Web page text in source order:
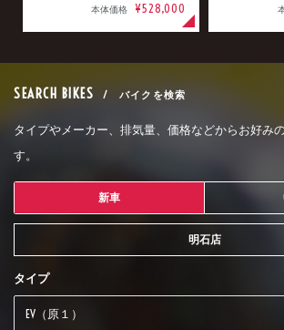
本体価格 ¥528,000
SEARCH BIKES / バイクを検索
タイプやメーカー、排気量、価格などからお好み
す。
新車
明石店
タイプ